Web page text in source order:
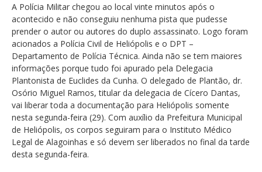
A Polícia Militar chegou ao local vinte minutos após o
acontecido e não conseguiu nenhuma pista que pudesse
prender o autor ou autores do duplo assassinato. Logo foram
acionados a Polícia Civil de Heliópolis e o DPT –
Departamento de Polícia Técnica. Ainda não se tem maiores
informações porque tudo foi apurado pela Delegacia
Plantonista de Euclides da Cunha. O delegado de Plantão, dr.
Osório Miguel Ramos, titular da delegacia de Cícero Dantas,
vai liberar toda a documentação para Heliópolis somente
nesta segunda-feira (29). Com auxílio da Prefeitura Municipal
de Heliópolis, os corpos seguiram para o Instituto Médico
Legal de Alagoinhas e só devem ser liberados no final da tarde
desta segunda-feira.